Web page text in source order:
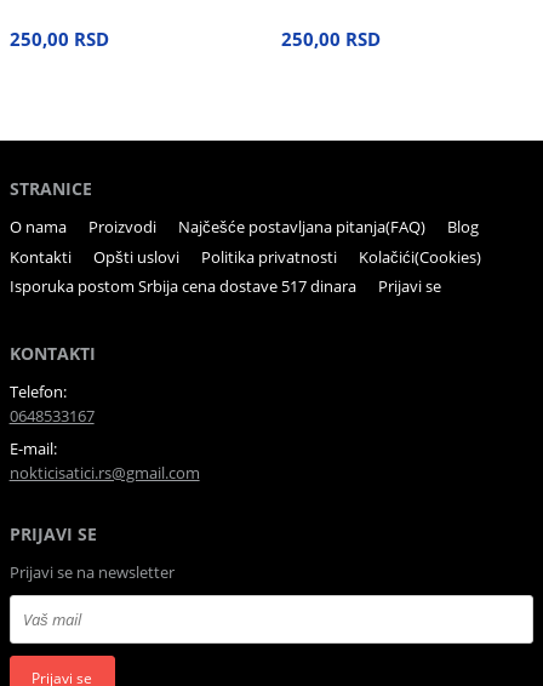
250,00 RSD 250,00 RSD
STRANICE
O nama Proizvodi Najčešće postavljana pitanja(FAQ)
Blog
Kontakti
Opšti uslovi Politika privatnosti
Kolačići(Cookies)
Isporuka postom Srbija cena dostave 517 dinara
Prijavi se
KONTAKTI
Telefon:
0648533167
E-mail:
nokticisatici.rs@gmail.com
PRIJAVI SE
Prijavi se na newsletter
Prijavi se